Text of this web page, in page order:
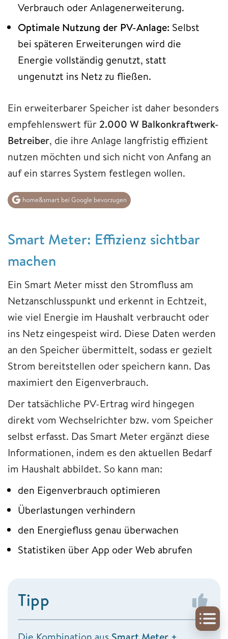
Verbrauch oder Anlagenerweiterung.
Optimale Nutzung der PV-Anlage: Selbst
bei späteren Erweiterungen wird die
Energie vollständig genutzt, statt
ungenutzt ins Netz zu fließen.
Ein erweiterbarer Speicher ist daher besonders
empfehlenswert für 2.000 W Balkonkraftwerk-
Betreiber, die ihre Anlage langfristig effizient
nutzen möchten und sich nicht von Anfang an
auf ein starres System festlegen wollen.
home&smart bei Google bevorzugen
Smart Meter: Effizienz sichtbar
machen
Ein Smart Meter misst den Stromfluss am
Netzanschlusspunkt und erkennt in Echtzeit,
wie viel Energie im Haushalt verbraucht oder
ins Netz eingespeist wird. Diese Daten werden
an den Speicher übermittelt, sodass er gezielt
Strom bereitstellen oder speichern kann. Das
maximiert den Eigenverbrauch.
Der tatsächliche PV-Ertrag wird hingegen
direkt vom Wechselrichter bzw. vom Speicher
selbst erfasst. Das Smart Meter ergänzt diese
Informationen, indem es den aktuellen Bedarf
im Haushalt abbildet. So kann man:
den Eigenverbrauch optimieren
Überlastungen verhindern
den Energiefluss genau überwachen
Statistiken über App oder Web abrufen
Tipp